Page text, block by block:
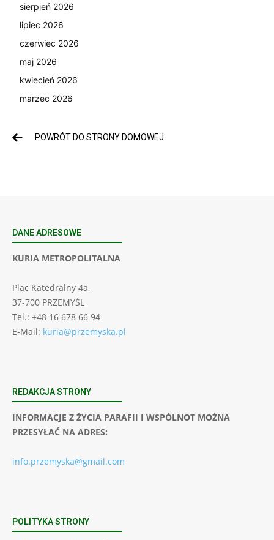
sierpień 2026
lipiec 2026
czerwiec 2026
maj 2026
kwiecień 2026
marzec 2026
POWRÓT DO STRONY DOMOWEJ
DANE ADRESOWE
KURIA METROPOLITALNA
Plac Katedralny 4a,
37-700 PRZEMYŚL
Tel.: +48 16 678 66 94
E-Mail: kuria@przemyska.pl
REDAKCJA STRONY
INFORMACJE Z ŻYCIA PARAFII I WSPÓLNOT MOŻNA
PRZESYŁAĆ NA ADRES:
info.przemyska@gmail.com
POLITYKA STRONY